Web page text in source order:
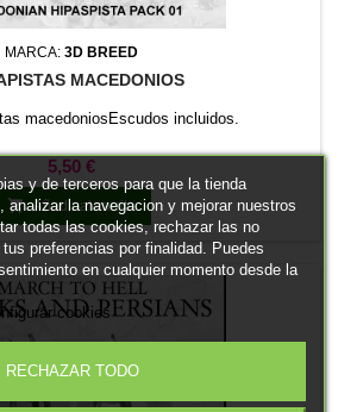
MARCA: 3D BREED
MACEDONIOS
macedoniosEscudos incluidos.
Precio
5,50 €
 Añadir al carrito
y de terceros para que la tienda
analizar la navegacion y mejorar nuestros
todas las cookies, rechazar las no
preferencias por finalidad. Puedes
en cualquier momento desde la
cookies
RECHAZAR TODO